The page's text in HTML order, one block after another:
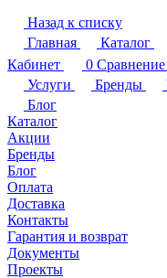
Назад к списку
Главная
Каталог
Кабинет
0 Сравнение
Услуги
Бренды
Блог
Каталог
Акции
Бренды
Блог
Оплата
Доставка
Контакты
Гарантия и возврат
Документы
Проекты